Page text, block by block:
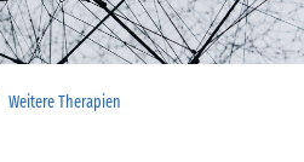
Weitere Therapien